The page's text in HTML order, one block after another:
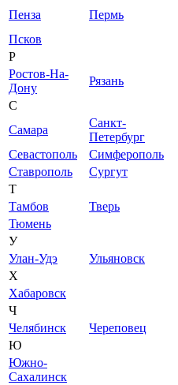
Пенза
Пермь
Псков
Р
Ростов-На-
Дону
Рязань
С
Самара
Санкт-
Петербург
Севастополь
Симферополь
Ставрополь
Сургут
Т
Тамбов
Тверь
Тюмень
У
Улан-Удэ
Ульяновск
Х
Хабаровск
Ч
Челябинск
Череповец
Ю
Южно-
Сахалинск